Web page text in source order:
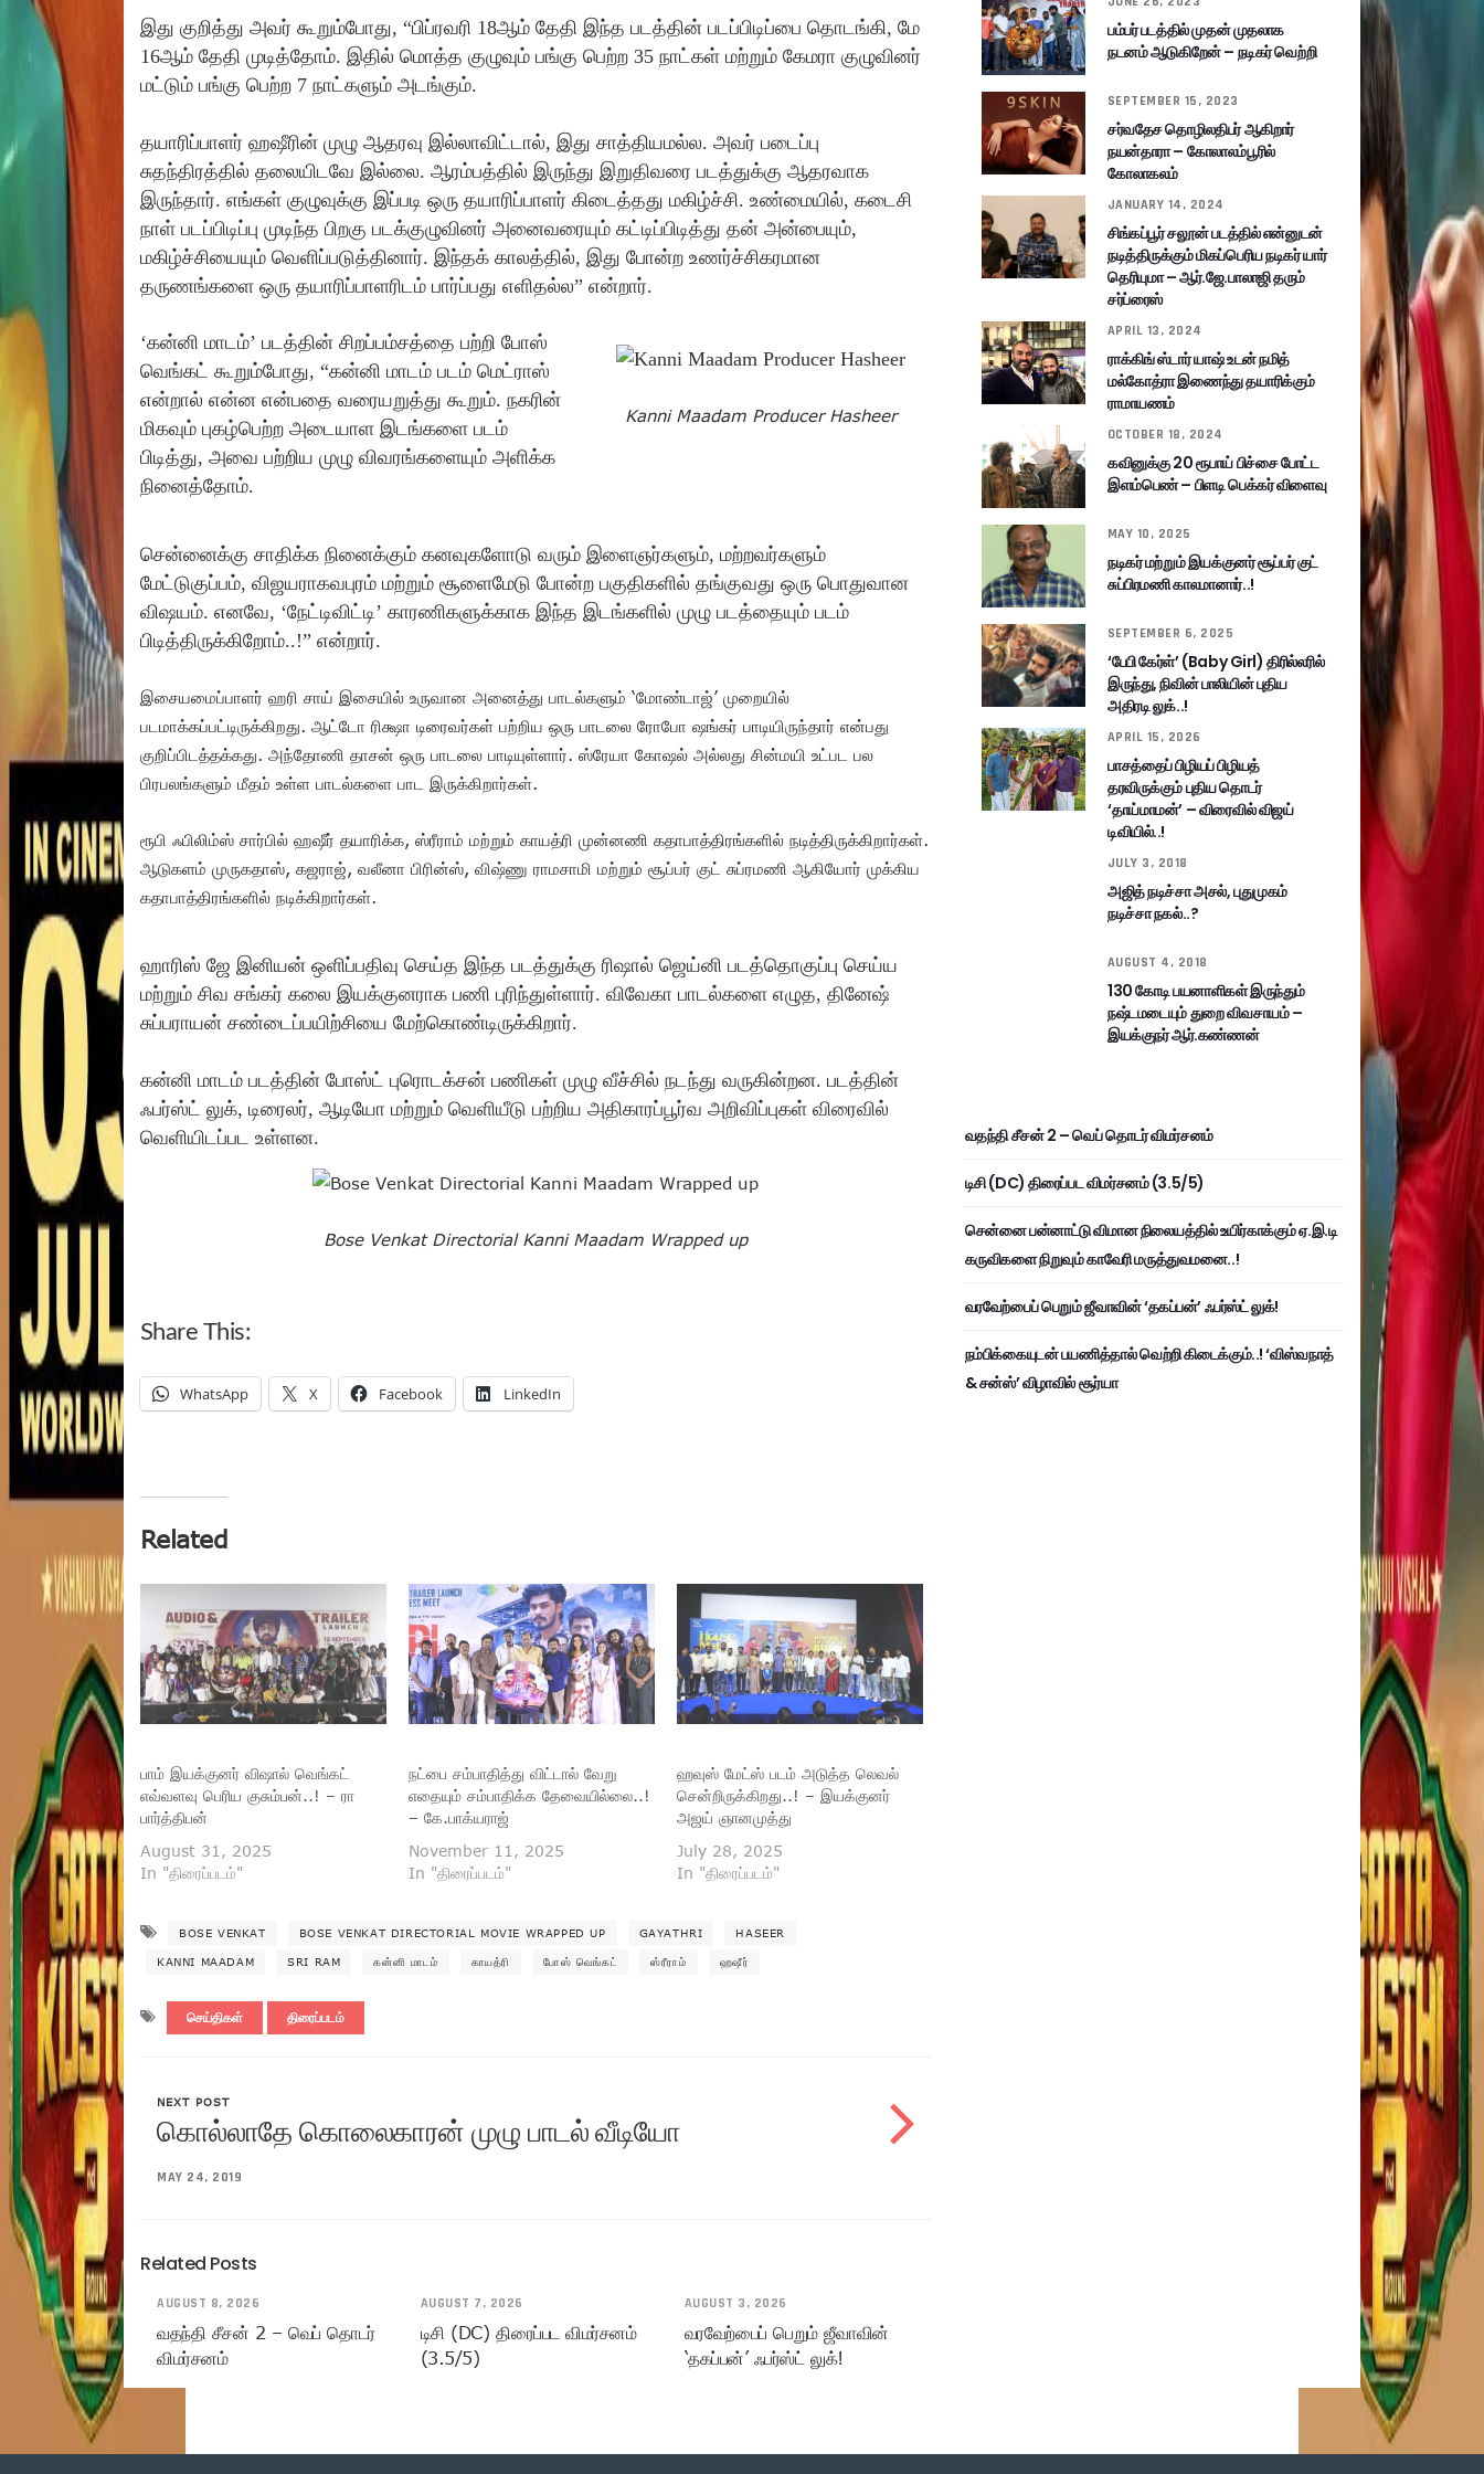
இது குறித்து அவர் கூறும்போது, “பிப்ரவரி 18ஆம் தேதி இந்த படத்தின் படப்பிடிப்பை தொடங்கி, மே
16ஆம் தேதி முடித்தோம். இதில் மொத்த குழுவும் பங்கு பெற்ற 35 நாட்கள் மற்றும் கேமரா குழுவினர்
மட்டும் பங்கு பெற்ற 7 நாட்களும் அடங்கும்.
தயாரிப்பாளர் ஹஷீரின் முழு ஆதரவு இல்லாவிட்டால், இது சாத்தியமல்ல. அவர் படைப்பு
சுதந்திரத்தில் தலையிடவே இல்லை. ஆரம்பத்தில் இருந்து இறுதிவரை படத்துக்கு ஆதரவாக
இருந்தார். எங்கள் குழுவுக்கு இப்படி ஒரு தயாரிப்பாளர் கிடைத்தது மகிழ்ச்சி. உண்மையில், கடைசி
நாள் படப்பிடிப்பு முடிந்த பிறகு படக்குழுவினர் அனைவரையும் கட்டிப்பிடித்து தன் அன்பையும்,
மகிழ்ச்சியையும் வெளிப்படுத்தினார். இந்தக் காலத்தில், இது போன்ற உணர்ச்சிகரமான
தருணங்களை ஒரு தயாரிப்பாளரிடம் பார்ப்பது எளிதல்ல” என்றார்.
Kanni Maadam Producer Hasheer
‘கன்னி மாடம்’ படத்தின் சிறப்பம்சத்தை பற்றி போஸ்
வெங்கட் கூறும்போது, “கன்னி மாடம் படம் மெட்ராஸ்
என்றால் என்ன என்பதை வரையறுத்து கூறும். நகரின்
மிகவும் புகழ்பெற்ற அடையாள இடங்களை படம்
பிடித்து, அவை பற்றிய முழு விவரங்களையும் அளிக்க
நினைத்தோம்.
சென்னைக்கு சாதிக்க நினைக்கும் கனவுகளோடு வரும் இளைஞர்களும், மற்றவர்களும்
மேட்டுகுப்பம், விஜயராகவபுரம் மற்றும் சூளைமேடு போன்ற பகுதிகளில் தங்குவது ஒரு பொதுவான
விஷயம். எனவே, ‘நேட்டிவிட்டி’ காரணிகளுக்காக இந்த இடங்களில் முழு படத்தையும் படம்
பிடித்திருக்கிறோம்..!” என்றார்.
இசையமைப்பாளர் ஹரி சாய் இசையில் உருவான அனைத்து பாடல்களும் ‘மோண்டாஜ்’ முறையில்
படமாக்கப்பட்டிருக்கிறது. ஆட்டோ ரிக்ஷா டிரைவர்கள் பற்றிய ஒரு பாடலை ரோபோ ஷங்கர் பாடியிருந்தார் என்பது
குறிப்பிடத்தக்கது. அந்தோணி தாசன் ஒரு பாடலை பாடியுள்ளார். ஸ்ரேயா கோஷல் அல்லது சின்மயி உட்பட பல
பிரபலங்களும் மீதம் உள்ள பாடல்களை பாட இருக்கிறார்கள்.
ரூபி ஃபிலிம்ஸ் சார்பில் ஹஷீர் தயாரிக்க, ஸ்ரீராம் மற்றும் காயத்ரி முன்னணி கதாபாத்திரங்களில் நடித்திருக்கிறார்கள்.
ஆடுகளம் முருகதாஸ், கஜராஜ், வலீனா பிரின்ஸ், விஷ்ணு ராமசாமி மற்றும் சூப்பர் குட் சுப்ரமணி ஆகியோர் முக்கிய
கதாபாத்திரங்களில் நடிக்கிறார்கள்.
ஹாரிஸ் ஜே இனியன் ஒளிப்பதிவு செய்த இந்த படத்துக்கு ரிஷால் ஜெய்னி படத்தொகுப்பு செய்ய
மற்றும் சிவ சங்கர் கலை இயக்குனராக பணி புரிந்துள்ளார். விவேகா பாடல்களை எழுத, தினேஷ்
சுப்பராயன் சண்டைப்பயிற்சியை மேற்கொண்டிருக்கிறார்.
கன்னி மாடம் படத்தின் போஸ்ட் புரொடக்சன் பணிகள் முழு வீச்சில் நடந்து வருகின்றன. படத்தின்
ஃபர்ஸ்ட் லுக், டிரைலர், ஆடியோ மற்றும் வெளியீடு பற்றிய அதிகாரப்பூர்வ அறிவிப்புகள் விரைவில்
வெளியிடப்பட உள்ளன.
Bose Venkat Directorial Kanni Maadam Wrapped up
Share This:
WhatsApp X Facebook LinkedIn
Related
பாம் இயக்குனர் விஷால் வெங்கட்
எவ்வளவு பெரிய குசும்பன்..! – ரா
பார்த்திபன்
August 31, 2025
In "திரைப்படம்"
நட்பை சம்பாதித்து விட்டால் வேறு
எதையும் சம்பாதிக்க தேவையில்லை..!
– கே.பாக்யராஜ்
November 11, 2025
In "திரைப்படம்"
ஹவுஸ் மேட்ஸ் படம் அடுத்த லெவல்
சென்றிருக்கிறது..! – இயக்குனர்
அஜய் ஞானமுத்து
July 28, 2025
In "திரைப்படம்"
BOSE VENKAT BOSE VENKAT DIRECTORIAL MOVIE WRAPPED UP GAYATHRI HASEER
KANNI MAADAM SRI RAM கன்னி மாடம் காயத்ரி போஸ் வெங்கட் ஸ்ரீராம் ஹஷீர்
செய்திகள் திரைப்படம்
NEXT POST
கொல்லாதே கொலைகாரன் முழு பாடல் வீடியோ
MAY 24, 2019
Related Posts
AUGUST 8, 2026
வதந்தி சீசன் 2 – வெப் தொடர்
விமர்சனம்
AUGUST 7, 2026
டிசி (DC) திரைப்பட விமர்சனம்
(3.5/5)
AUGUST 3, 2026
வரவேற்பைப் பெறும் ஜீவாவின்
‘தகப்பன்’ ஃபர்ஸ்ட் லுக்!
பம்பர் படத்தில் முதன் முதலாக
நடனம் ஆடுகிறேன் – நடிகர் வெற்றி
SEPTEMBER 15, 2023
சர்வதேச தொழிலதிபர் ஆகிறார்
நயன்தாரா – கோலாலம்பூரில்
கோலாகலம்
JANUARY 14, 2024
சிங்கப்பூர் சலூன் படத்தில் என்னுடன்
நடித்திருக்கும் மிகப்பெரிய நடிகர் யார்
தெரியுமா – ஆர்.ஜே.பாலாஜி தரும்
சர்ப்ரைஸ்
APRIL 13, 2024
ராக்கிங் ஸ்டார் யாஷ் உடன் நமித்
மல்கோத்ரா இணைந்து தயாரிக்கும்
ராமாயணம்
OCTOBER 18, 2024
கவினுக்கு 20 ரூபாய் பிச்சை போட்ட
இளம்பெண் – பிளடி பெக்கர் விளைவு
MAY 10, 2025
நடிகர் மற்றும் இயக்குனர் சூப்பர் குட்
சுப்பிரமணி காலமானார்..!
SEPTEMBER 6, 2025
‘பேபி கேர்ள்’ (Baby Girl) திரில்லரில்
இருந்து, நிவின் பாலியின் புதிய
அதிரடி லுக்..!
APRIL 15, 2026
பாசத்தைப் பிழியப் பிழியத்
தரவிருக்கும் புதிய தொடர்
‘தாய்மாமன்’ – விரைவில் விஜய்
டிவியில்..!
JULY 3, 2018
அஜித் நடிச்சா அசல், புதுமுகம்
நடிச்சா நகல்..?
AUGUST 4, 2018
130 கோடி பயனாளிகள் இருந்தும்
நஷ்டமடையும் துறை விவசாயம் –
இயக்குநர் ஆர்.கண்ணன்
வதந்தி சீசன் 2 – வெப் தொடர் விமர்சனம்
டிசி (DC) திரைப்பட விமர்சனம் (3.5/5)
சென்னை பன்னாட்டு விமான நிலையத்தில் உயிர்காக்கும் ஏ.இ.டி
கருவிகளை நிறுவும் காவேரி மருத்துவமனை..!
வரவேற்பைப் பெறும் ஜீவாவின் ‘தகப்பன்’ ஃபர்ஸ்ட் லுக்!
நம்பிக்கையுடன் பயணித்தால் வெற்றி கிடைக்கும்..! ‘விஸ்வநாத்
& சன்ஸ்’ விழாவில் சூர்யா